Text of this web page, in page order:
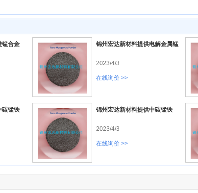
锰合金 锦州宏达新材料提供电解金属锰
2023/4/3
在线询价 >>
碳锰铁 锦州宏达新材料提供中碳锰铁
2023/4/3
在线询价 >>